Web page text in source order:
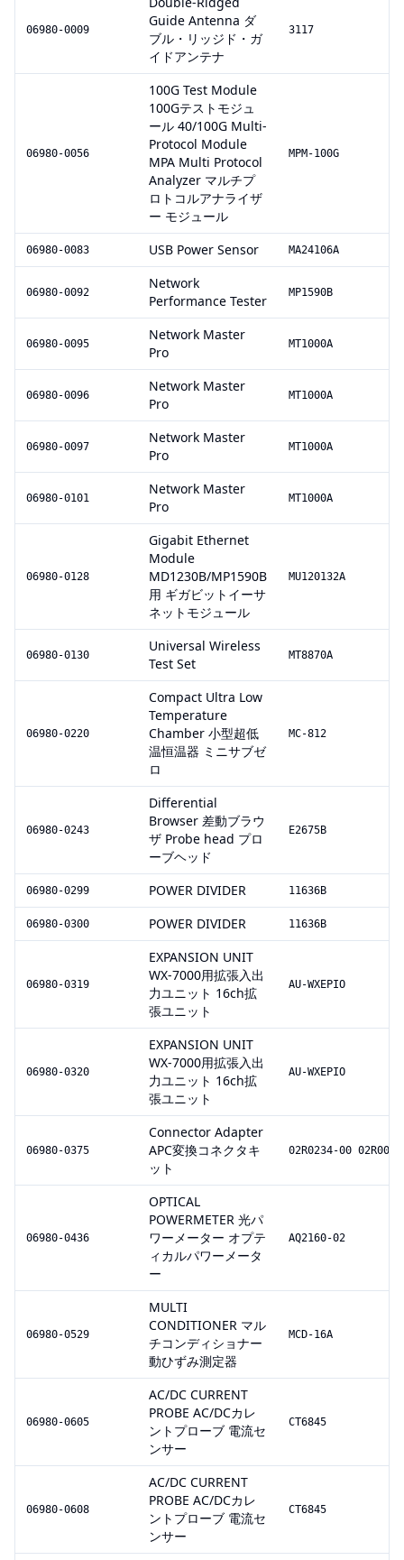
06980-0009
Guide Antenna ダ
ブル・リッジド・ガ
イドアンテナ
3117
06980-0056
100G Test Module
100Gテストモジュ
ール 40/100G Multi-
Protocol Module
MPA Multi Protocol
Analyzer マルチプ
ロトコルアナライザ
ー モジュール
MPM-100G
06980-0083 USB Power Sensor MA24106A
06980-0092
Network
Performance Tester
MP1590B
06980-0095
Network Master
Pro
MT1000A
06980-0096
Network Master
Pro
MT1000A
06980-0097
Network Master
Pro
MT1000A
06980-0101
Network Master
Pro
MT1000A
06980-0128
Gigabit Ethernet
Module
MD1230B/MP1590B
用 ギガビットイーサ
ネットモジュール
MU120132A
06980-0130
Universal Wireless
Test Set
MT8870A
06980-0220
Compact Ultra Low
Temperature
Chamber 小型超低
温恒温器 ミニサブゼ
ロ
MC-812
06980-0243
Differential
Browser 差動ブラウ
ザ Probe head プロ
ーブヘッド
E2675B
06980-0299 POWER DIVIDER 11636B
06980-0300 POWER DIVIDER 11636B
06980-0319
EXPANSION UNIT
WX-7000用拡張入出
力ユニット 16ch拡
張ユニット
AU-WXEPIO
06980-0320
EXPANSION UNIT
WX-7000用拡張入出
力ユニット 16ch拡
張ユニット
AU-WXEPIO
06980-0375
Connector Adapter
APC変換コネクタキ
ット
02R0234-00
06980-0436
OPTICAL
POWERMETER 光パ
ワーメーター オプテ
ィカルパワーメータ
ー
AQ2160-02
06980-0529
MULTI
CONDITIONER マル
チコンディショナー
動ひずみ測定器
MCD-16A
06980-0605
AC/DC CURRENT
PROBE AC/DCカレ
ントプローブ 電流セ
ンサー
CT6845
06980-0608
AC/DC CURRENT
PROBE AC/DCカレ
ントプローブ 電流セ
ンサー
CT6845